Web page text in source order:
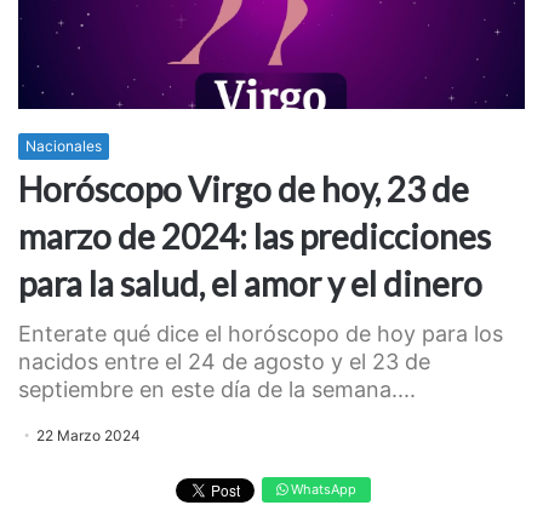
Nacionales
Horóscopo Virgo de hoy, 23 de
marzo de 2024: las predicciones
para la salud, el amor y el dinero
Enterate qué dice el horóscopo de hoy para los
nacidos entre el 24 de agosto y el 23 de
septiembre en este día de la semana....
22 Marzo 2024
WhatsApp